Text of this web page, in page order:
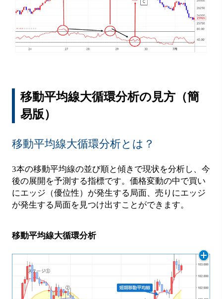
移動平均線大循環分析の見方（簡
易版）
移動平均線大循環分析とは？
3本の移動平均線の並び順と傾きで現状を分析し、今
後の展開を予測する指標です。価格変動の中で買い
にエッジ（優位性）が発生する局面、売りにエッジ
が発生する局面を見つけ出すことができます。
移動平均線大循環分析